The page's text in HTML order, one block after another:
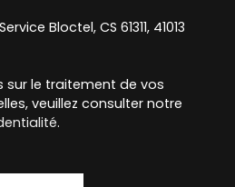
Bloctel, CS 61311, 41013
sur le traitement de vos
veuillez consulter notre
.